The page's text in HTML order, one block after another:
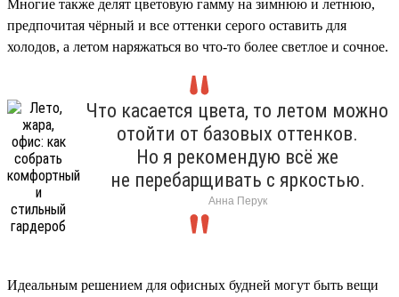
Многие также делят цветовую гамму на зимнюю и летнюю,
предпочитая чёрный и все оттенки серого оставить для
холодов, а летом наряжаться во что-то более светлое и сочное.
Что касается цвета, то летом можно
отойти от базовых оттенков.
Но я рекомендую всё же
не перебарщивать с яркостью.
Анна Перук
Идеальным решением для офисных будней могут быть вещи